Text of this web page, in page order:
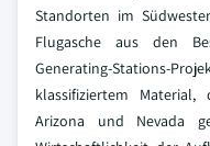
Standorten im
Flugasche aus den
Generating-
klassifiziertem
Arizona und Nevada